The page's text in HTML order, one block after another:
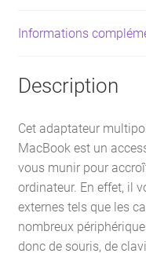
Informations
Description
Cet adaptateur
MacBook est un
vous munir pour
ordinateur. En effet, il
externes tels que les
nombreux
donc de souris, de